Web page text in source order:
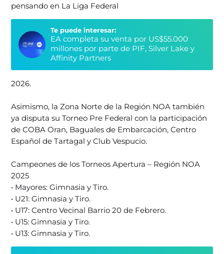
pensando en La Liga Federal
Te puede interesar:
EA completa su venta por US$55.000
millones por parte de PIF, Silver Lake y
Affinity Partners
2026.
Asimismo, la Zona Norte de la Región NOA también
ya disputa su Torneo Pre Federal con la participación
de COBA Oran, Baguales de Embarcación, Centro
Español de Tartagal y Club Vespucio.
Campeones de los Torneos Apertura – Región NOA
2025
• Mayores: Gimnasia y Tiro.
• U21: Gimnasia y Tiro.
• U17: Centro Vecinal Barrio 20 de Febrero.
• U15: Gimnasia y Tiro.
• U13: Gimnasia y Tiro.